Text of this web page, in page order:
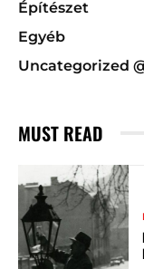
Építészet
Egyéb
Uncategorized
MUST READ